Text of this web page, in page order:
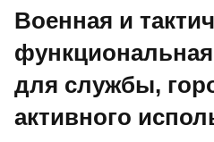
Военная и
для службы,
активного